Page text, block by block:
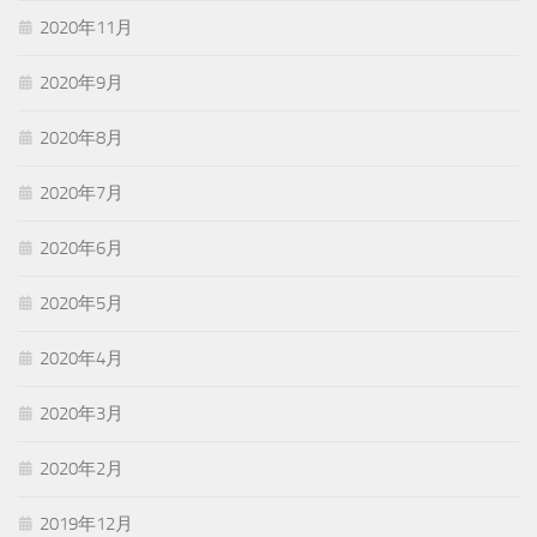
2020年11月
2020年9月
2020年8月
2020年7月
2020年6月
2020年5月
2020年4月
2020年3月
2020年2月
2019年12月